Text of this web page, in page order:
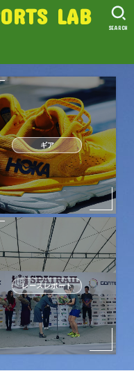
LAB
SEARCH
ギア
レースレポート